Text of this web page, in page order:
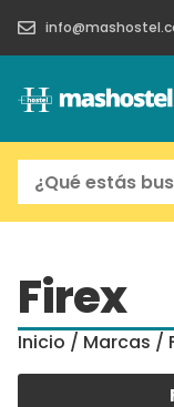
Firex
Inicio / Marcas /